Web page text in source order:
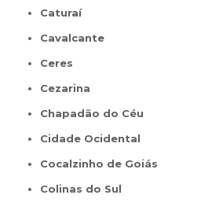
Caturaí
Cavalcante
Ceres
Cezarina
Chapadão do Céu
Cidade Ocidental
Cocalzinho de Goiás
Colinas do Sul